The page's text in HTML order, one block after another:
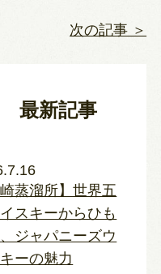
次の記事 ＞
最新記事
崎蒸溜所】世界五
スキーからひも
ジャパニーズウ
ーの魅力